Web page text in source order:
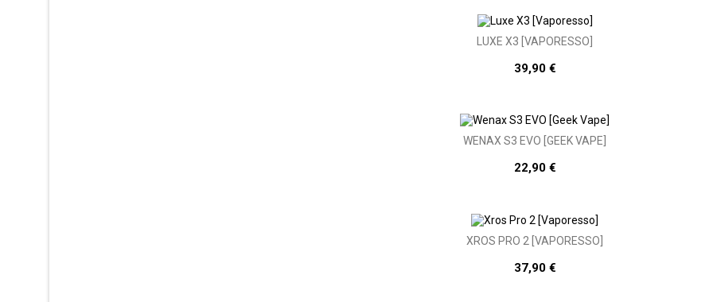
LUXE X3 [VAPORESSO]
39,90 €
WENAX S3 EVO [GEEK VAPE]
22,90 €
XROS PRO 2 [VAPORESSO]
37,90 €